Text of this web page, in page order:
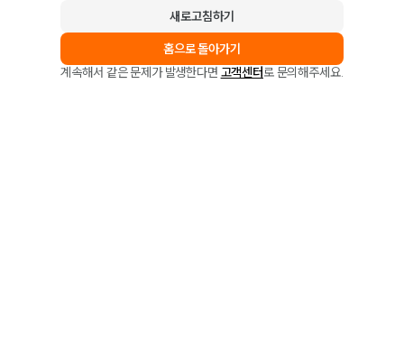
새로고침하기
홈으로 돌아가기
계속해서 같은 문제가 발생한다면 고객센터로 문의해주세요.